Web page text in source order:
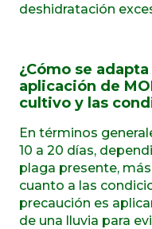
deshidratación
¿Cómo se
aplicación de
cultivo y las
En términos
10 a 20 días,
plaga presente,
cuanto a las
precaución es
de una lluvia para